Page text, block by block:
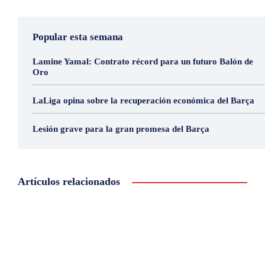
Popular esta semana
Lamine Yamal: Contrato récord para un futuro Balón de
Oro
LaLiga opina sobre la recuperación económica del Barça
Lesión grave para la gran promesa del Barça
Artículos relacionados